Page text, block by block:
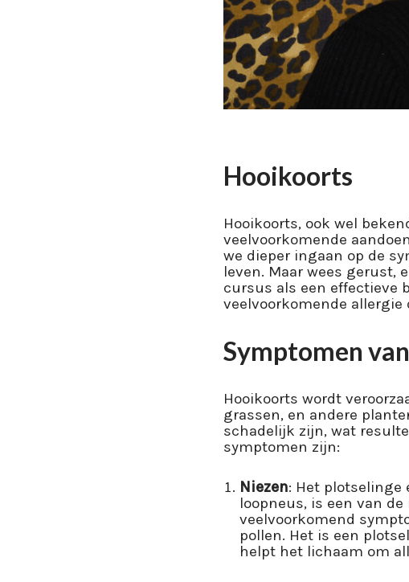
Hooikoorts
Hooikoorts, ook wel
veelvoorkomende
we dieper ingaan op de
leven. Maar wees gerust,
cursus als een effectieve
veelvoorkomende allergie
Symptomen
Hooikoorts wordt
grassen, en andere
schadelijk zijn, wat
symptomen zijn:
Niezen: Het plotselinge
loopneus, is een van
veelvoorkomend
pollen. Het is een
helpt het lichaam om